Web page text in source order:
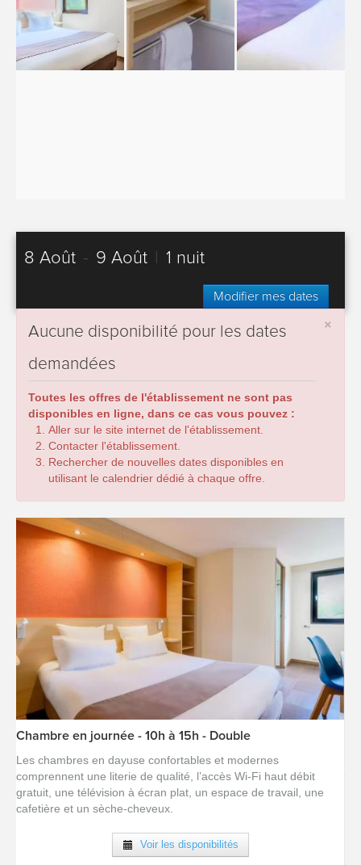
8 Août - 9 Août 1 nuit
Modifier mes dates
×
Aucune disponibilité pour les dates
demandées
Toutes les offres de l'établissement ne sont pas
disponibles en ligne, dans ce cas vous pouvez :
Aller sur le site internet de l'établissement.
Contacter l'établissement.
Rechercher de nouvelles dates disponibles en
utilisant le calendrier dédié à chaque offre.
[voir la fiche détail]
Chambre en journée - 10h à 15h - Double
Les chambres en dayuse confortables et modernes
comprennent une literie de qualité, l’accès Wi-Fi haut débit
gratuit, une télévision à écran plat, un espace de travail, une
cafetière et un sèche-cheveux.
Voir les disponibilités